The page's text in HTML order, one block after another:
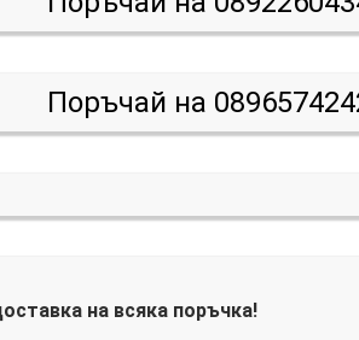
Поръчай на
на всяка поръчка!